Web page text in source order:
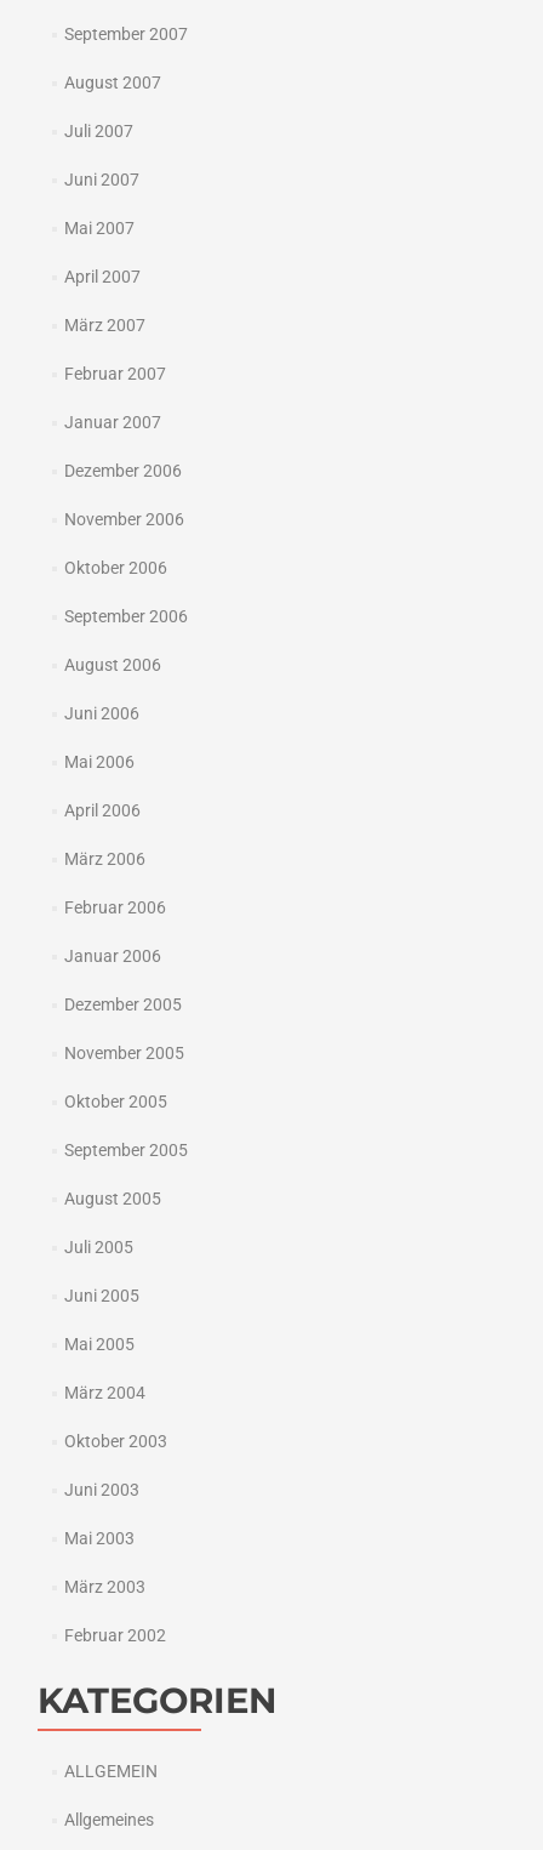
September 2007
August 2007
Juli 2007
Juni 2007
Mai 2007
April 2007
März 2007
Februar 2007
Januar 2007
Dezember 2006
November 2006
Oktober 2006
September 2006
August 2006
Juni 2006
Mai 2006
April 2006
März 2006
Februar 2006
Januar 2006
Dezember 2005
November 2005
Oktober 2005
September 2005
August 2005
Juli 2005
Juni 2005
Mai 2005
März 2004
Oktober 2003
Juni 2003
Mai 2003
März 2003
Februar 2002
KATEGORIEN
ALLGEMEIN
Allgemeines